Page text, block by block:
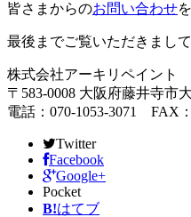
皆さまからのお問い合わせ
最後までご覧いただきまし
株式会社アーキリペイント
〒583-0008 大阪府藤井寺市
電話：070-1053-3071 FAX
Twitter
Facebook
Google+
Pocket
B!はてブ